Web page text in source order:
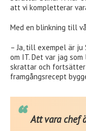
att vi kompletterar
Med en blinkning till
– Ja, till exempel är ju
om IT. Det var jag som
skrattar och
framgångsrecept
Att vara chef